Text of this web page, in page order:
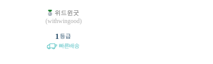
위드윈굿
(withwingood)
1 등급
빠른배송